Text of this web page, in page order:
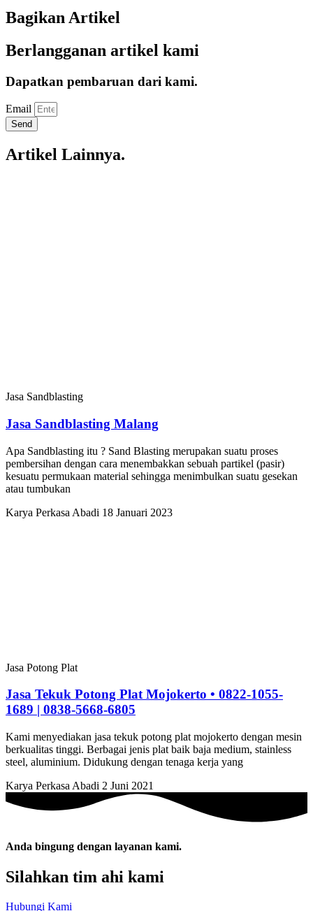
Bagikan Artikel
Berlangganan artikel kami
Dapatkan pembaruan dari kami.
Email
Send
Artikel Lainnya.
Jasa Sandblasting
Jasa Sandblasting Malang
Apa Sandblasting itu ? Sand Blasting merupakan suatu proses
pembersihan dengan cara menembakkan sebuah partikel (pasir)
kesuatu permukaan material sehingga menimbulkan suatu gesekan
atau tumbukan
Karya Perkasa Abadi 18 Januari 2023
Jasa Potong Plat
Jasa Tekuk Potong Plat Mojokerto • 0822-1055-
1689 | 0838-5668-6805
Kami menyediakan jasa tekuk potong plat mojokerto dengan mesin
berkualitas tinggi. Berbagai jenis plat baik baja medium, stainless
steel, aluminium. Didukung dengan tenaga kerja yang
Karya Perkasa Abadi 2 Juni 2021
Anda bingung dengan layanan kami.
Silahkan tim ahi kami
Hubungi Kami